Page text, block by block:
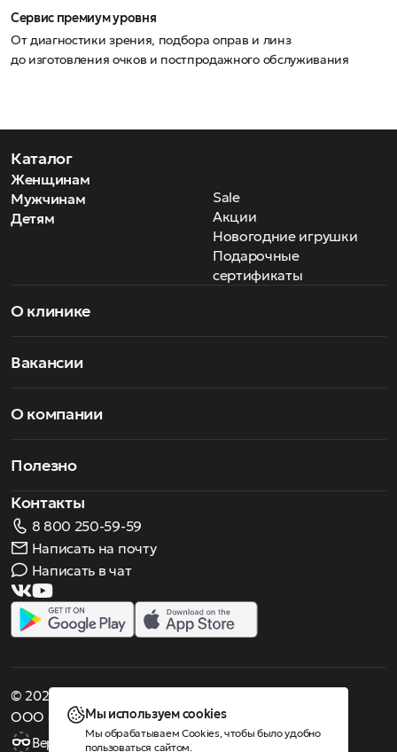
Сервис премиум уровня
От диагностики зрения, подбора оправ и линз
до изготовления очков и постпродажного обслуживания
Каталог
Женщинам
Мужчинам
Детям
Sale
Акции
Новогодние игрушки
Подарочные
сертификаты
О клинике
Вакансии
О компании
Полезно
Контакты
8 800 250-59-59
Написать на почту
Написать в чат
© 2026 Роскошное зрение. Все права защищены
ООО «Люнеттес-оптика»
Версия для слабовидящих
Мы используем cookies
Мы обрабатываем Cookies, чтобы было удобно
пользоваться сайтом.